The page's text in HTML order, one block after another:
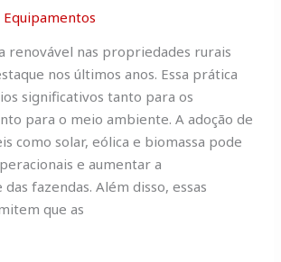
Equipamentos
renovável nas propriedades rurais
nos últimos anos. Essa prática
significativos tanto para os
para o meio ambiente. A adoção de
como solar, eólica e biomassa pode
e aumentar a
fazendas. Além disso, essas
que as